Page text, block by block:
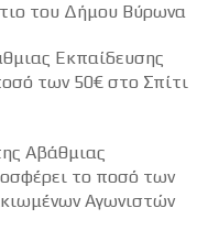
του Δήμου Βύρωνα
Εκπαίδευσης
των 50€ στο Σπίτι
Α΄βάθμιας
το ποσό των
Αγωνιστών